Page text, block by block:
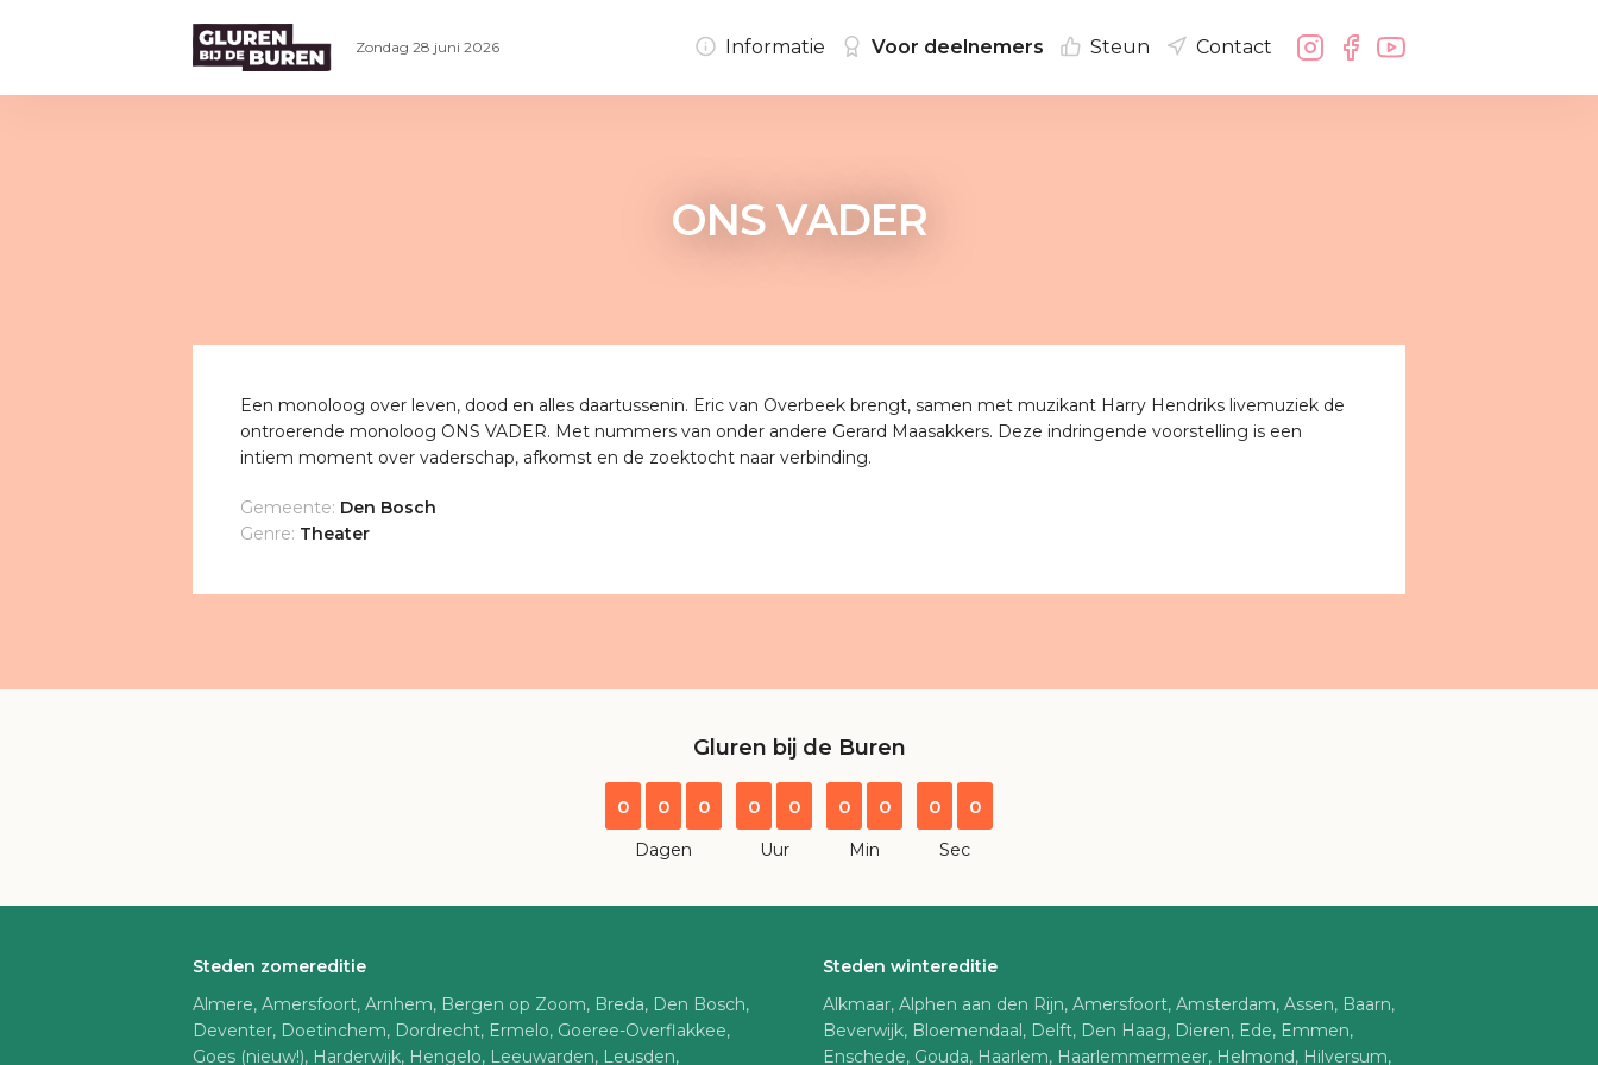
ONS VADER
Een monoloog over leven, dood en alles daartussenin. Eric van Overbeek brengt, samen met muzikant Harry Hendriks livemuziek de
ontroerende monoloog ONS VADER. Met nummers van onder andere Gerard Maasakkers. Deze indringende voorstelling is een
intiem moment over vaderschap, afkomst en de zoektocht naar verbinding.
Gemeente: Den Bosch
Genre: Theater
Gluren bij de Buren
0 0 0
Dagen
0 0
Uur
0 0
Min
0 0
Sec
Steden zomereditie
Almere, Amersfoort, Arnhem, Bergen op Zoom, Breda, Den Bosch,
Deventer, Doetinchem, Dordrecht, Ermelo, Goeree-Overflakkee,
Goes (nieuw!), Harderwijk, Hengelo, Leeuwarden, Leusden,
Steden wintereditie
Alkmaar, Alphen aan den Rijn, Amersfoort, Amsterdam, Assen, Baarn,
Beverwijk, Bloemendaal, Delft, Den Haag, Dieren, Ede, Emmen,
Enschede, Gouda, Haarlem, Haarlemmermeer, Helmond, Hilversum,
Zondag 28 juni 2026 Informatie Voor deelnemers Steun Contact